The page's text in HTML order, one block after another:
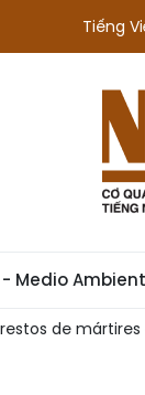
Tiếng
Medio
mártires